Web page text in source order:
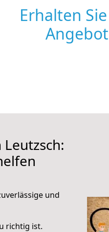
Erhalten
und
richtig ist.